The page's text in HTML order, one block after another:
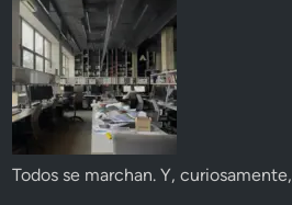
Todos se marchan. Y,